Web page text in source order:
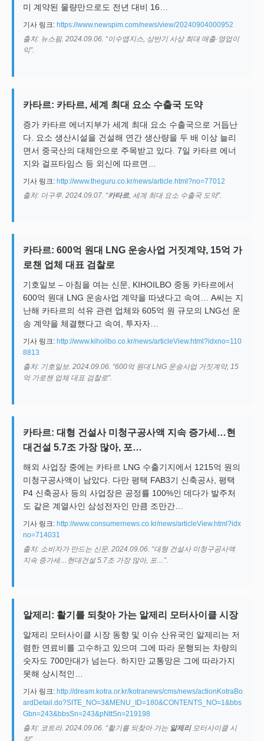
미 계약된 물량만으로도 전년 대비 16…
기사 링크: https://www.newspim.com/news/view/20240904000952
출처: 뉴스핌. 2024.09.06. “이수앱지스, 상반기 사상 최대 매출·영업이
익”.
카타르: 카타르, 세계 최대 요소 수출국 도약
증가 카타르 에너지부가 세계 최대 요소 수출국으로 거듭난
다. 요소 생산시설을 건설해 연간 생산량을 두 배 이상 늘리
면서 중국산의 대체안으로 주목받고 있다. 7일 카타르 에너
지와 걸프타임스 등 외신에 따르면…
기사 링크: http://www.theguru.co.kr/news/article.html?no=77012
출처: 더구루. 2024.09.07. “카타르, 세계 최대 요소 수출국 도약”.
카타르: 600억 원대 LNG 운송사업 거짓계약, 15억 가
로챈 업체 대표 검찰로
기호일보 – 아침을 여는 신문, KIHOILBO 중동 카타르에서
600억 원대 LNG 운송사업 계약을 따냈다고 속여… A씨는 지
난해 카타르의 석유 관련 업체와 605억 원 규모의 LNG선 운
송 계약을 체결했다고 속여, 투자자…
기사 링크: http://www.kihoilbo.co.kr/news/articleView.html?idxno=110
8813
출처: 기호일보. 2024.09.06. “600억 원대 LNG 운송사업 거짓계약, 15
억 가로챈 업체 대표 검찰로”.
카타르: 대형 건설사 미청구공사액 지속 증가세…현
대건설 5.7조 가장 많아, 포…
해외 사업장 중에는 카타르 LNG 수출기지에서 1215억 원의
미청구공사액이 남았다. 다만 평택 FAB3기 신축공사, 평택
P4 신축공사 등의 사업장은 공정률 100%인 데다가 발주처
도 같은 계열사인 삼성전자인 만큼 조만간…
기사 링크: http://www.consumernews.co.kr/news/articleView.html?idx
no=714031
출처: 소비자가 만드는 신문. 2024.09.06. “대형 건설사 미청구공사액
지속 증가세…현대건설 5.7조 가장 많아, 포…”.
알제리: 활기를 되찾아 가는 알제리 모터사이클 시장
알제리 모터사이클 시장 동향 및 이슈 산유국인 알제리는 저
렴한 연료비를 고수하고 있으며 그에 따라 운행되는 차량의
숫자도 700만대가 넘는다. 하지만 교통망은 그에 따라가지
못해 상시적인…
기사 링크: http://dream.kotra.or.kr/kotranews/cms/news/actionKotraBo
ardDetail.do?SITE_NO=3&MENU_ID=180&CONTENTS_NO=1&bbs
Gbn=243&bbsSn=243&pNttSn=219198
출처: 코트라. 2024.09.06. “활기를 되찾아 가는 알제리모터사이클 시